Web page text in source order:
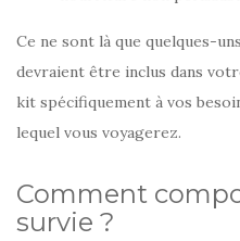
Ce ne sont là que quelques-
devraient être inclus dans
kit spécifiquement à vos
lequel vous voyagerez.
Comment
survie ?